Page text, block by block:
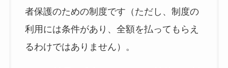
者保護のための制度です（ただし、制度の
利用には条件があり、全額を払ってもらえ
るわけではありません）。